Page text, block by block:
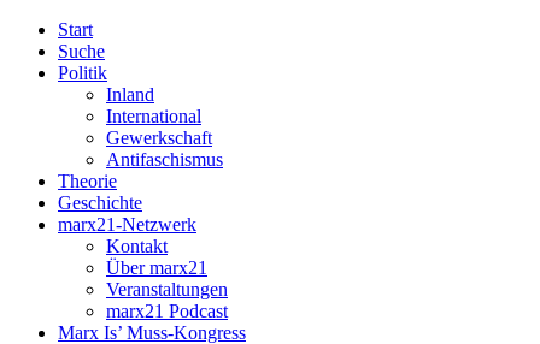
Start
Suche
Politik
Inland
International
Gewerkschaft
Antifaschismus
Theorie
Geschichte
marx21-Netzwerk
Kontakt
Über marx21
Veranstaltungen
marx21 Podcast
Marx Is’ Muss-Kongress